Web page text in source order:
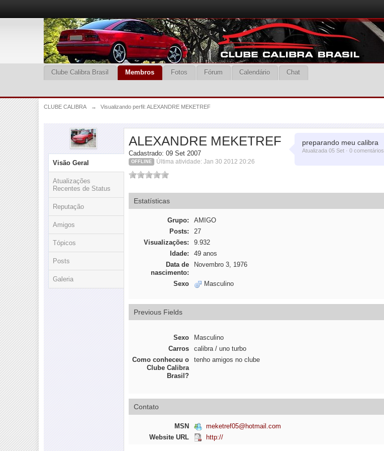
Clube Calibra Brasil Membros Fotos Fórum Calendário Chat
CLUBE CALIBRA → Visualizando perfil: ALEXANDRE MEKETREF
Visão Geral
Atualizações
Recentes de Status
Reputação
Amigos
Tópicos
Posts
Galeria
ALEXANDRE MEKETREF
Cadastrado: 09 Set 2007
OFFLINE Última atividade: Jan 30 2012 20:26
preparando meu calibra
Atualizada 05 Set · 0 comentários
Estatísticas
Grupo:
AMIGO
Posts:
27
Visualizações:
9.932
Idade:
49 anos
Data de
nascimento:
Novembro 3, 1976
Sexo Masculino
Previous Fields
Sexo
Masculino
Carros
calibra / uno turbo
Como conheceu o
Clube Calibra
Brasil?
tenho amigos no clube
Contato
MSN
meketref05@hotmail.com
Website URL
http://